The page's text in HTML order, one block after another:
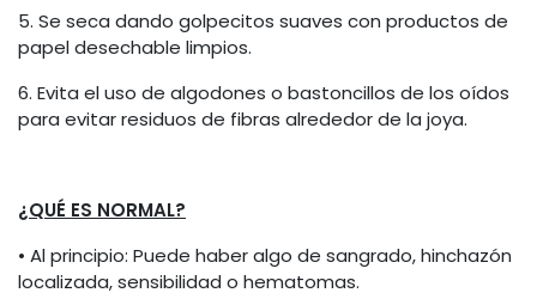
5. Se seca dando golpecitos suaves con productos de
papel desechable limpios.
6. Evita el uso de algodones o bastoncillos de los oídos
para evitar residuos de fibras alrededor de la joya.
¿QUÉ ES NORMAL?
• Al principio: Puede haber algo de sangrado, hinchazón
localizada, sensibilidad o hematomas.